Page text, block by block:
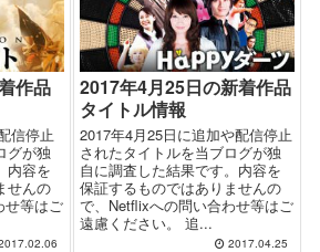
作品
信停止
グが独
内容を
せんの
せ等はご
2017年4月25日の新着作品
タイトル情報
2017年4月25日に追加や配信停止
されたタイトルを当ブログが独
自に調査した結果です。内容を
保証するものではありませんの
で、Netflixへの問い合わせ等はご
遠慮ください。 追...
2017.04.25